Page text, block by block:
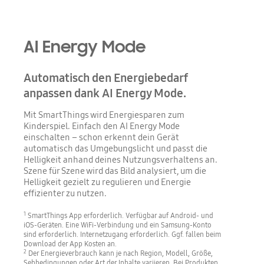
AI Energy Mode
Automatisch den Energiebedarf
anpassen dank AI Energy Mode.
Mit SmartThings wird Energiesparen zum
Kinderspiel. Einfach den AI Energy Mode
einschalten – schon erkennt dein Gerät
automatisch das Umgebungslicht und passt die
Helligkeit anhand deines Nutzungsverhaltens an.
Szene für Szene wird das Bild analysiert, um die
Helligkeit gezielt zu regulieren und Energie
effizienter zu nutzen.
1 SmartThings App erforderlich. Verfügbar auf Android- und
iOS-Geräten. Eine WiFi-Verbindung und ein Samsung-Konto
sind erforderlich. Internetzugang erforderlich. Ggf. fallen beim
Download der App Kosten an.
2 Der Energieverbrauch kann je nach Region, Modell, Größe,